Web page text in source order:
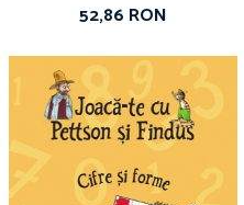
52,86 RON